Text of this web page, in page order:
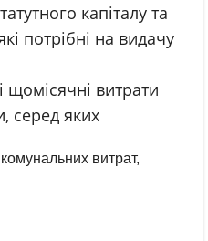
капіталу та
потрібні на видачу
щомісячні витрати
серед яких
витрат,